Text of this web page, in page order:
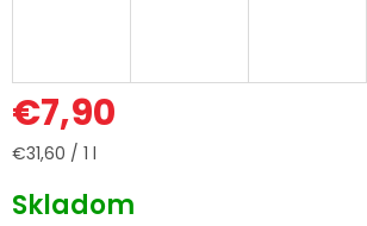
€7,90
Jednotková
€31,60 / 1 l
Skladom